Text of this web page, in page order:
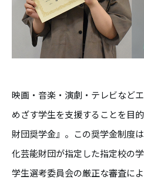
映画・音楽・演劇・テレビなど
めざす学生を支援することを目
財団奨学金』。この奨学金制度
化芸能財団が指定した指定校の
学生選考委員会の厳正な審査に